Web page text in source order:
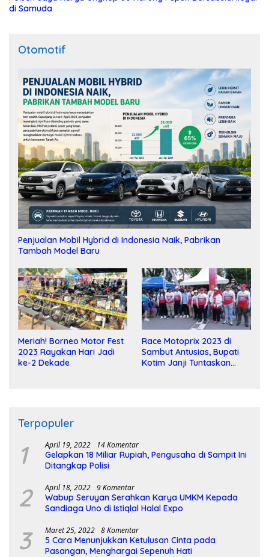
di Samuda
Otomotif
Penjualan Mobil Hybrid di Indonesia Naik, Pabrikan
Tambah Model Baru
Meriah! Borneo Motor Fest
2023 Rayakan Hari Jadi
ke-2 Dekade
Race Motoprix 2023 di
Sambut Antusias, Bupati
Kotim Janji Tuntaskan
Terpopuler
1 April 19, 2022 14 Komentar
Gelapkan 18 Miliar Rupiah, Pengusaha di Sampit Ini
Ditangkap Polisi
2 April 18, 2022 9 Komentar
Wabup Seruyan Serahkan Karya UMKM Kepada
Sandiaga Uno di Istiqlal Halal Expo
3 Maret 25, 2022 8 Komentar
5 Cara Menunjukkan Ketulusan Cinta pada
Pasangan, Menghargai Sepenuh Hati